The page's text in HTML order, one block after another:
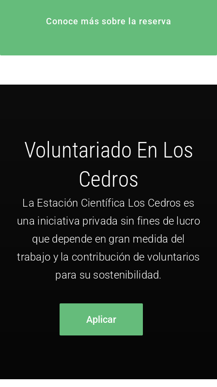
Conoce más sobre la reserva
Voluntariado En Los
Cedros
La Estación Científica Los Cedros es
una iniciativa privada sin fines de lucro
que depende en gran medida del
trabajo y la contribución de voluntarios
para su sostenibilidad.
Aplicar